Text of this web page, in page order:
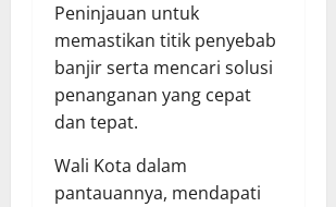
Peninjauan untuk
memastikan titik penyebab
banjir serta mencari solusi
penanganan yang cepat
dan tepat.
Wali Kota dalam
pantauannya, mendapati